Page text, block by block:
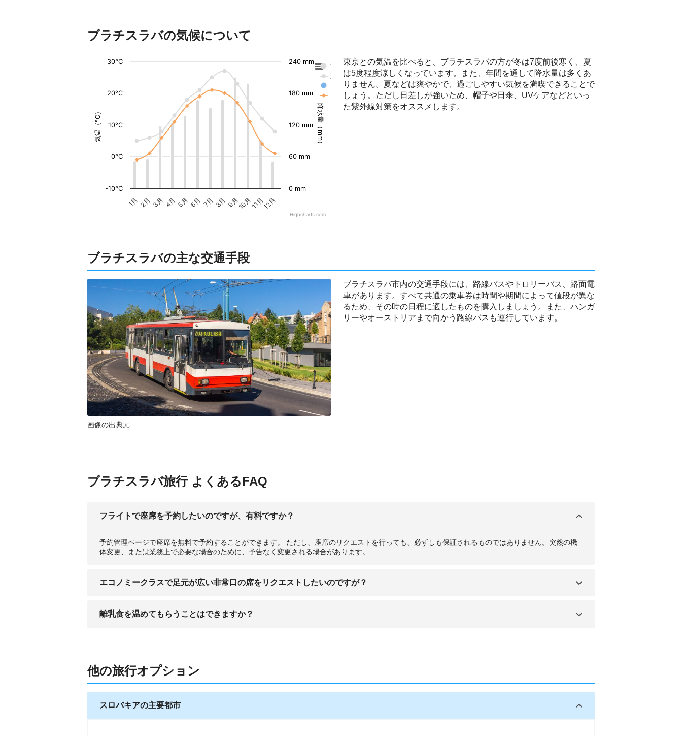
ブラチスラバの気候について
気温（°C） 降水量（mm）
東京の降水量
東京の気温
ブラチスラバの降水量
ブラチスラバの気温
1月 2月 3月 4月5月 6月 7月 8月 9月10月11月12月
-10°C
0°C
10°C
20°C
30°C
0 mm
60 mm
120 mm
180 mm
240 mm
Highcharts.com
東京との気温を比べると、ブラチスラバの方が冬は7度前後寒く、夏
は5度程度涼しくなっています。また、年間を通して降水量は多くあ
りません。夏などは爽やかで、過ごしやすい気候を満喫できることで
しょう。ただし日差しが強いため、帽子や日傘、UVケアなどといっ
た紫外線対策をオススメします。
ブラチスラバの主な交通手段
画像の出典元:
ブラチスラバ市内の交通手段には、路線バスやトロリーバス、路面電
車があります。すべて共通の乗車券は時間や期間によって値段が異な
るため、その時の日程に適したものを購入しましょう。また、ハンガ
リーやオーストリアまで向かう路線バスも運行しています。
ブラチスラバ旅行 よくあるFAQ
フライトで座席を予約したいのですが、有料ですか？
予約管理ページで座席を無料で予約することができます。 ただし、座席のリクエストを行っても、必ずしも保証されるものではありません。突然の機
体変更、または業務上で必要な場合のために、予告なく変更される場合があります。
エコノミークラスで足元が広い非常口の席をリクエストしたいのですが？
非常口の座席は、空港係員の判断でチェックイン時にのみ割り当てられます。これらの座席は、空港への到着前に事前にリクエストしたり、予約したり
することはできません。
離乳食を温めてもらうことはできますか？
他の旅行オプション
スロバキアの主要都市